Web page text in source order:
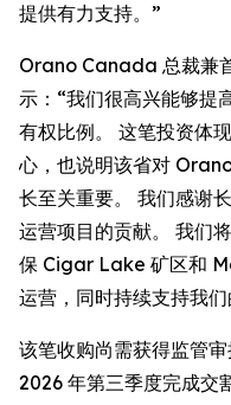
提供有力支持。”
Orano Canada 总裁兼
示：“我们很高兴能够
有权比例。 这笔投资体
心，也说明该省对
长至关重要。 我们感谢
运营项目的贡献。 我们
保 Cigar Lake 矿区和
运营，同时持续支持我
该笔收购尚需获得监管
2026 年第三季度完成交